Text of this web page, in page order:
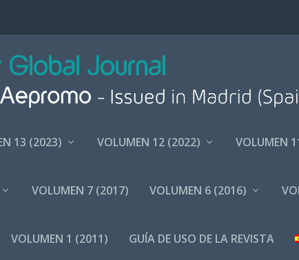
13 (2023) VOLUMEN 12 (2022) VOLUMEN
VOLUMEN 7 (2017) VOLUMEN 6 (2016)
VOLUMEN 1 (2011) GUÍA DE USO DE LA REVISTA